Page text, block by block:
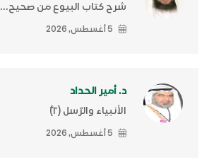
شرح كتاب البيوع من صحيح...
5 أغسطس, 2026
د. أمير الحداد
الأنبياء والرّسل (٢)ّ
5 أغسطس, 2026